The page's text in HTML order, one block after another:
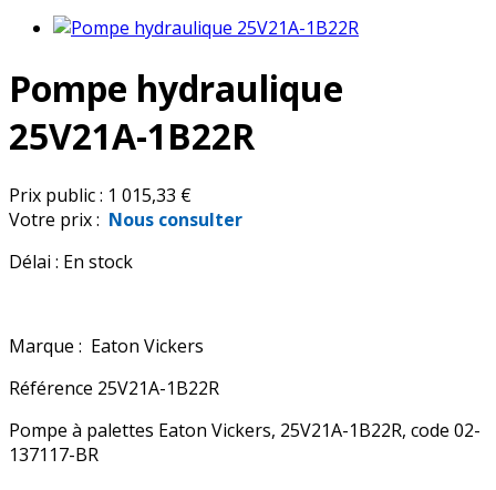
Pompe hydraulique
25V21A-1B22R
Prix public : 1 015,33 €
Votre prix : Nous consulter
Délai : En stock
Marque : Eaton Vickers
Référence 25V21A-1B22R
Pompe à palettes Eaton Vickers, 25V21A-1B22R, code 02-
137117-BR